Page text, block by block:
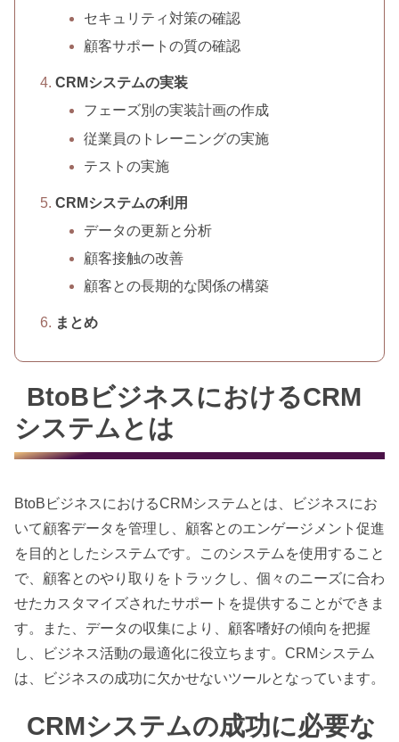
セキュリティ対策の確認
顧客サポートの質の確認
CRMシステムの実装
フェーズ別の実装計画の作成
従業員のトレーニングの実施
テストの実施
CRMシステムの利用
データの更新と分析
顧客接触の改善
顧客との長期的な関係の構築
まとめ
BtoBビジネスにおけるCRM
システムとは
BtoBビジネスにおけるCRMシステムとは、ビジネスにお
いて顧客データを管理し、顧客とのエンゲージメント促進
を目的としたシステムです。このシステムを使用すること
で、顧客とのやり取りをトラックし、個々のニーズに合わ
せたカスタマイズされたサポートを提供することができま
す。また、データの収集により、顧客嗜好の傾向を把握
し、ビジネス活動の最適化に役立ちます。CRMシステム
は、ビジネスの成功に欠かせないツールとなっています。
CRMシステムの成功に必要な